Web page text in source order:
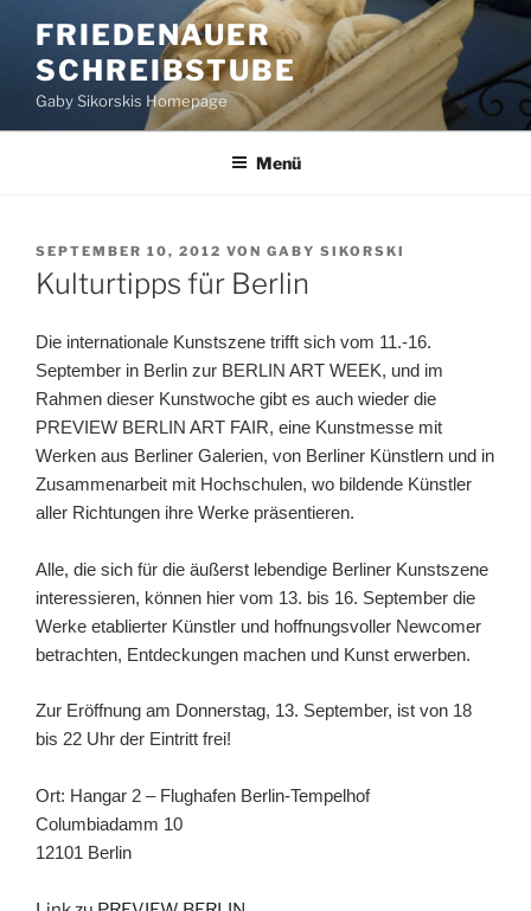
Inhalt
springen
FRIEDENAUER
SCHREIBSTUBE
Gaby Sikorskis Homepage
Menü
VERÖFFENTLICHT
AM
SEPTEMBER 10, 2012 VON GABY SIKORSKI
Kulturtipps für Berlin
Die internationale Kunstszene trifft sich vom 11.-16.
September in Berlin zur BERLIN ART WEEK, und im
Rahmen dieser Kunstwoche gibt es auch wieder die
PREVIEW BERLIN ART FAIR, eine Kunstmesse mit
Werken aus Berliner Galerien, von Berliner Künstlern und in
Zusammenarbeit mit Hochschulen, wo bildende Künstler
aller Richtungen ihre Werke präsentieren.
Alle, die sich für die äußerst lebendige Berliner Kunstszene
interessieren, können hier vom 13. bis 16. September die
Werke etablierter Künstler und hoffnungsvoller Newcomer
betrachten, Entdeckungen machen und Kunst erwerben.
Zur Eröffnung am Donnerstag, 13. September, ist von 18
bis 22 Uhr der Eintritt frei!
Ort: Hangar 2 – Flughafen Berlin-Tempelhof
Columbiadamm 10
12101 Berlin